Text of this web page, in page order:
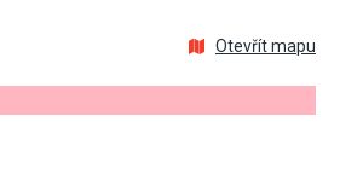
Otevřít mapu